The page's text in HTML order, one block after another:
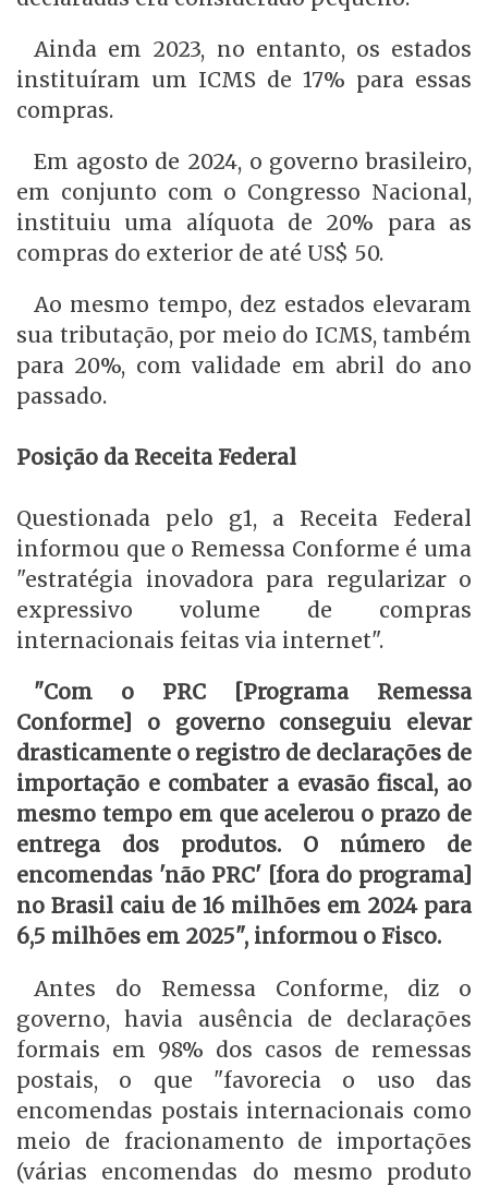
Ainda em 2023, no entanto, os estados
instituíram um ICMS de 17% para essas
compras.
Em agosto de 2024, o governo brasileiro,
em conjunto com o Congresso Nacional,
instituiu uma alíquota de 20% para as
compras do exterior de até US$ 50.
Ao mesmo tempo, dez estados elevaram
sua tributação, por meio do ICMS, também
para 20%, com validade em abril do ano
passado.
Posição da Receita Federal
Questionada pelo g1, a Receita Federal
informou que o Remessa Conforme é uma
"estratégia inovadora para regularizar o
expressivo volume de compras
internacionais feitas via internet".
"Com o PRC [Programa Remessa
Conforme] o governo conseguiu elevar
drasticamente o registro de declarações de
importação e combater a evasão fiscal, ao
mesmo tempo em que acelerou o prazo de
entrega dos produtos. O número de
encomendas 'não PRC' [fora do programa]
no Brasil caiu de 16 milhões em 2024 para
6,5 milhões em 2025", informou o Fisco.
Antes do Remessa Conforme, diz o
governo, havia ausência de declarações
formais em 98% dos casos de remessas
postais, o que "favorecia o uso das
encomendas postais internacionais como
meio de fracionamento de importações
(várias encomendas do mesmo produto